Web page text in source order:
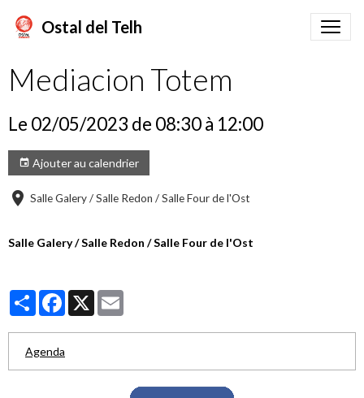
Ostal del Telh
Mediacion Totem
Le 02/05/2023 de 08:30à 12:00
Ajouter au calendrier
Salle Galery / Salle Redon / Salle Four de l'Ost
Salle Galery / Salle Redon / Salle Four de l'Ost
PartagerFacebook
X
Agenda